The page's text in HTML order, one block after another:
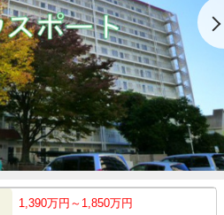
1,390万円～1,850万円